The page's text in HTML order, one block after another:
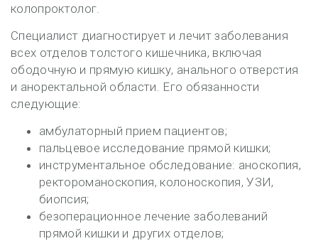
колопроктолог.
Специалист диагностирует и лечит заболевания
всех отделов толстого кишечника, включая
ободочную и прямую кишку, анального отверстия
и аноректальной области. Его обязанности
следующие:
амбулаторный прием пациентов;
пальцевое исследование прямой кишки;
инструментальное обследование: аноскопия,
ректороманоскопия, колоноскопия, УЗИ,
биопсия;
безоперационное лечение заболеваний
прямой кишки и других отделов;